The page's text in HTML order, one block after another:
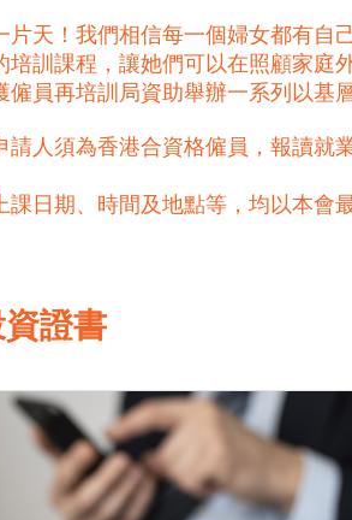
片天！我們相信每一個婦女都有自
培訓課程，讓她們可以在照顧家庭
僱員再培訓局資助舉辦一系列以
請人須為香港合資格僱員，報讀就
課日期、時間及地點等，均以本會
證書